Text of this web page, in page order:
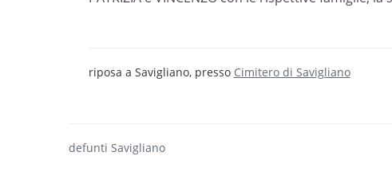
riposa a Savigliano, presso Cimitero di Savigliano
defunti Savigliano